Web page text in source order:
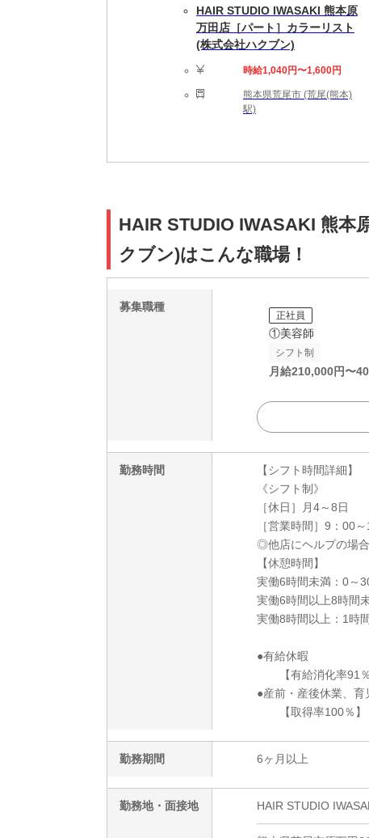
HAIR STUDIO IWASAKI 熊本原
万田店［パート］カラーリスト
(株式会社ハクブン)
時給1,040円〜1,600円
熊本県荒尾市 (荒尾(熊本)
駅)
HAIR STUDIO IWASAKI 熊本
クブン)はこんな職場！
募集職種
正社員
①美容師
シフト制
月給210,000円〜
勤務時間
【シフト時間詳細】
《シフト制》
［休日］月4～8日
［営業時間］9：00
◎他店にヘルプの場合
【休憩時間】
実働6時間未満：0～
実働6時間以上8時間
実働8時間以上：1時間
●有給休暇
【有給消化率91％
●産前・産後休業、育
【取得率100％】
勤務期間 6ヶ月以上
勤務地・面接地 HAIR STUDIO